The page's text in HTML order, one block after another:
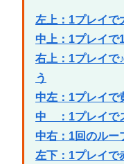
左上：1プレイで
中上：1プレイで
右上：1プレイで
う
中左：1プレイで
中 ：1プレイで
中右：1回のルー
左下：1プレイで